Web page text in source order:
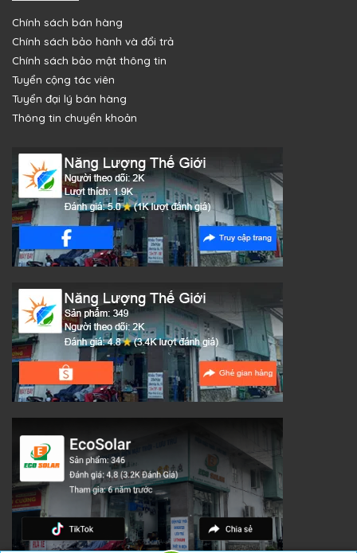
Chính sách bán hàng
Chính sách bảo hành và đổi trả
Chính sách bảo mật thông tin
Tuyển cộng tác viên
Tuyển đại lý bán hàng
Thông tin chuyển khoản